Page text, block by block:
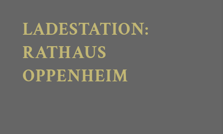
LADESTATION:
RATHAUS
OPPENHEIM